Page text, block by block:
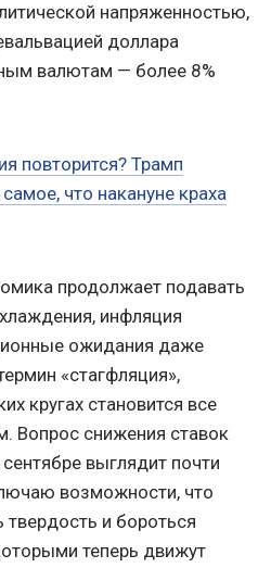
напряженностью,
доллара
валютам — более 8%
повторится? Трамп
что накануне краха
продолжает подавать
инфляция
ожидания даже
«стагфляция»,
кругах становится все
Вопрос снижения ставок
выглядит почти
возможности, что
и бороться
теперь движут